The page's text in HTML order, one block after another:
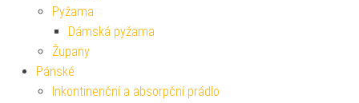
Pyžama
Dámská pyžama
Župany
Pánské
Inkontinenční a absorpční prádlo